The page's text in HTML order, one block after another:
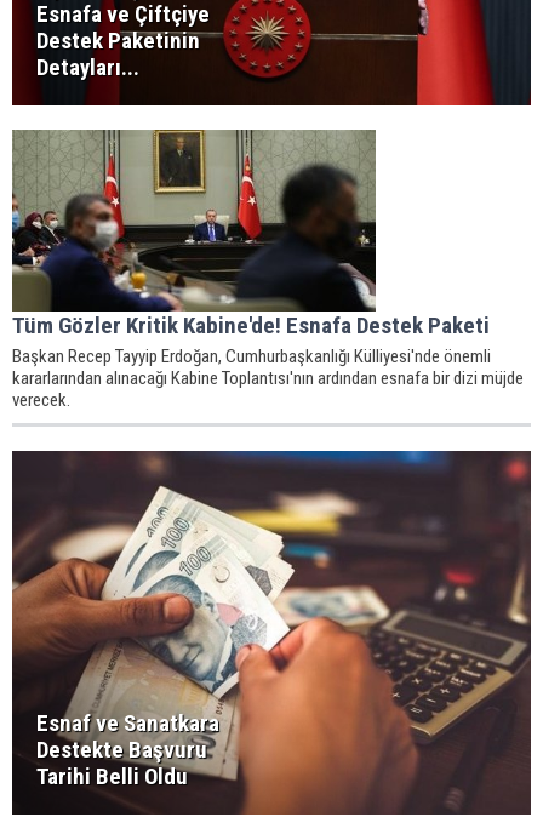
Esnafa ve Çiftçiye
Destek Paketinin
Detayları...
Tüm Gözler Kritik Kabine'de! Esnafa Destek Paketi
Başkan Recep Tayyip Erdoğan, Cumhurbaşkanlığı Külliyesi'nde önemli
kararlarından alınacağı Kabine Toplantısı'nın ardından esnafa bir dizi müjde
verecek.
Esnaf ve Sanatkara
Destekte Başvuru
Tarihi Belli Oldu